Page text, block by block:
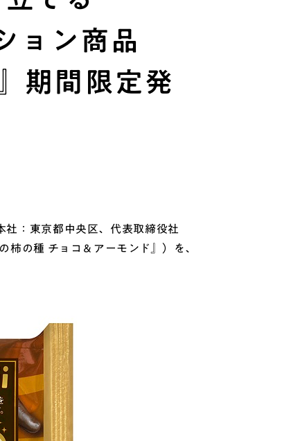
ョン商品
期間限定発
：東京都中央区、代表取締役社
の種 チョコ＆アーモンド』）を、